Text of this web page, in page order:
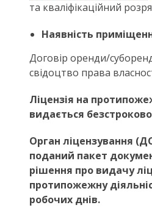
та кваліфікаційний
Наявність
Договір оренди/
свідоцтво права
Ліцензія на
видається
Орган ліцензування
поданий пакет
рішення про видачу
протипожежну
робочих днів.